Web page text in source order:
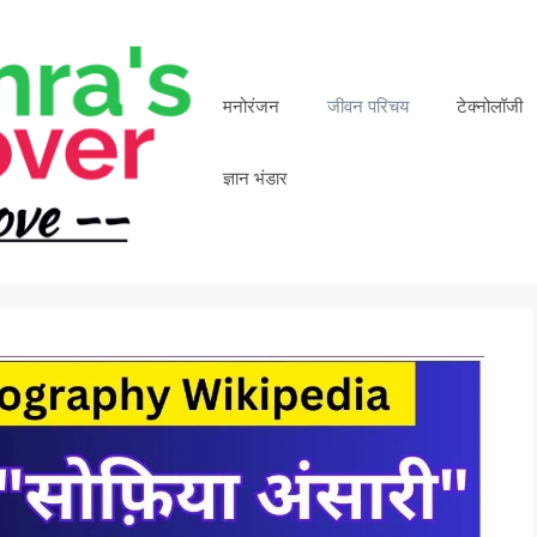
मनोरंजन जीवन परिचय टेक्नोलॉजी
ज्ञान भंडार